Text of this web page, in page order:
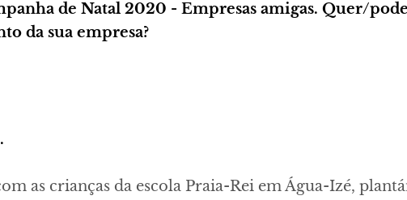
de Natal 2020 - Empresas amigas. Quer/
da sua empresa?
as crianças da escola Praia-Rei em Água-Izé,